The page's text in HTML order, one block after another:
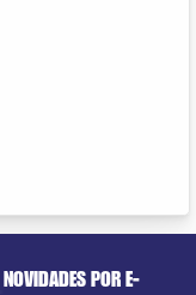
NOVIDADES POR E-